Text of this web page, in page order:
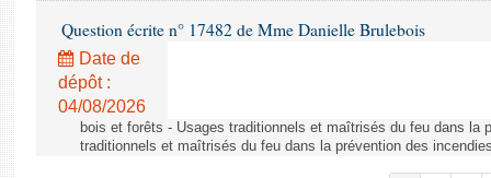
Question écrite n° 17482 de Mme Danielle Brulebois
Date de
dépôt :
04/08/2026
bois et forêts - Usages traditionnels et maîtrisés du feu dans la
traditionnels et maîtrisés du feu dans la prévention des